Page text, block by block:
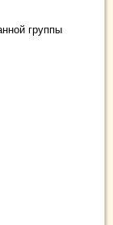
группы